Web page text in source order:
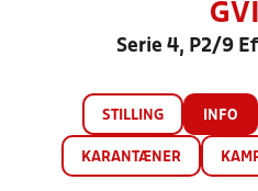
Serie 4, P2/9
STILLING INFO
KARANTÆNER